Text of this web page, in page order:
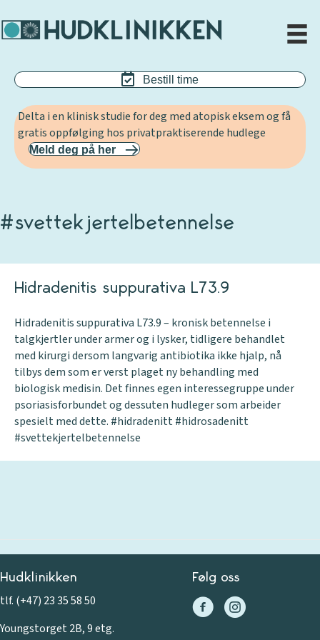
Bestill time
Delta i en klinisk studie for deg med atopisk eksem og få
gratis oppfølging hos privatpraktiserende hudlege
Meld deg på her
#svettekjertelbetennelse
Hidradenitis suppurativa L73.9
Hidradenitis suppurativa L73.9 – kronisk betennelse i
talgkjertler under armer og i lysker, tidligere behandlet
med kirurgi dersom langvarig antibiotika ikke hjalp, nå
tilbys dem som er verst plaget ny behandling med
biologisk medisin. Det finnes egen interessegruppe under
psoriasisforbundet og dessuten hudleger som arbeider
spesielt med dette. #hidradenitt #hidrosadenitt
#svettekjertelbetennelse
Hudklinikken
tlf. (+47) 23 35 58 50
Youngstorget 2B, 9 etg.
Følg oss